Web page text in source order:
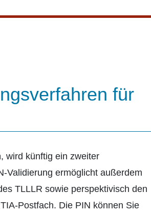
für
wird künftig ein zweiter
Validierung ermöglicht außerdem
TLLLR sowie perspektivisch den
Postfach. Die PIN können Sie